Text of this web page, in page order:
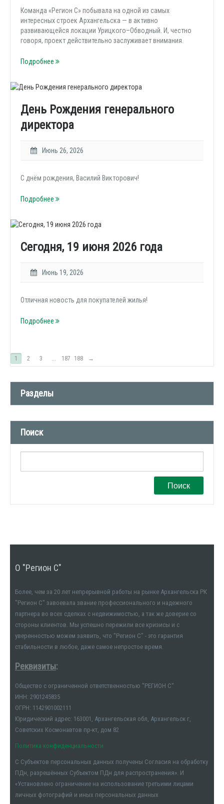
Команда «Регион С» побывала на одной из самых
интересных строек Архангельска — в активно
развивающейся локации Урицкого–Обводный. И, честно
говоря, проект действительно заслуживает внимания.
Подробнее
День Рождения генерального
директора
Июнь 26, 2026
С днём рождения, Василий Викторович!
Подробнее
Сегодня, 19 июня 2026 года
Июнь 19, 2026
Отличная новость для покупателей жилья!
Подробнее
1 2 3 ... 187 188 →
Разделы
Новости компании (509)
СМИ о нас (1)
Поиск
Поиск
О "Регион С"
Более, чем за 20 лет непрерывной работы на рынке Архангельска РК
"Регион С" завоевала звание профессионального и надежного
партнера во всех сделках с недвижимостью, а так же доверие со
стороны клиентов. Мы успешно пережили все кризисы и с
уверенностью можем заявить, что "Регион С" - это гарантия
стабильности в любое, даже самое непростое время.
Реквизиты:
Общество с ограниченной ответственностью "РЕГИОН С"
ИНН: 2901245835
ОГРН: 1142901002111
Юридический адрес: 163001, Архангельская обл, Архангельск г,
Советских Космонавтов пр-кт, дом 82
Политика конфиденциальности
С Субъектов персональных данных получены Согласия на обработку
ПДн, разрешённых Субъектом ПДн для распространения». И
«Установлено ограничение на использование третьими лицами
личных фотографий и иных персональных данных